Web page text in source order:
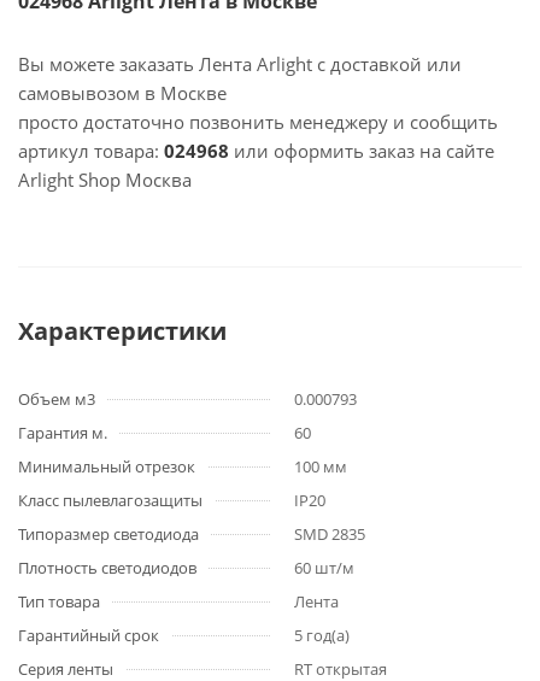
Вы можете заказать Лента Arlight с доставкой или
самовывозом в Москве
просто достаточно позвонить менеджеру и сообщить
артикул товара: 024968 или оформить заказ на сайте
Arlight Shop Москва
Характеристики
Объем м3
0.000793
Гарантия м.
60
Минимальный отрезок
100 мм
Класс пылевлагозащиты
IP20
Типоразмер светодиода
SMD 2835
Плотность светодиодов
60 шт/м
Тип товара
Лента
Гарантийный срок
5 год(а)
Серия ленты
RT открытая